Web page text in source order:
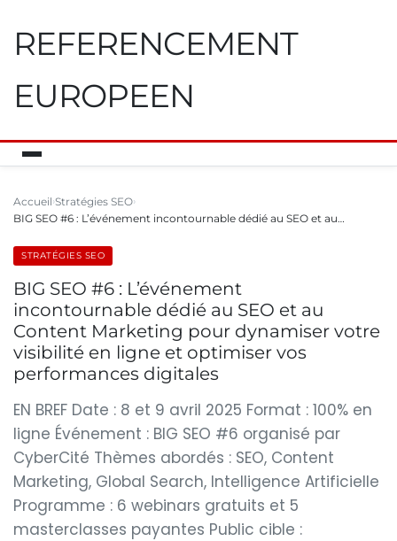
REFERENCEMENT
EUROPEEN
Accueil Stratégies SEO
BIG SEO #6 : L’événement incontournable dédié au SEO et au…
STRATÉGIES SEO
BIG SEO #6 : L’événement
incontournable dédié au SEO et au
Content Marketing pour dynamiser votre
visibilité en ligne et optimiser vos
performances digitales
EN BREF Date : 8 et 9 avril 2025 Format : 100% en
ligne Événement : BIG SEO #6 organisé par
CyberCité Thèmes abordés : SEO, Content
Marketing, Global Search, Intelligence Artificielle
Programme : 6 webinars gratuits et 5
masterclasses payantes Public cible :